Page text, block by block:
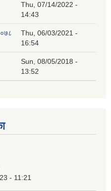
Thu, 07/14/2022 -
14:43
Thu, 06/03/2021 -
16:54
Sun, 08/05/2018 -
13:52
- 11:21